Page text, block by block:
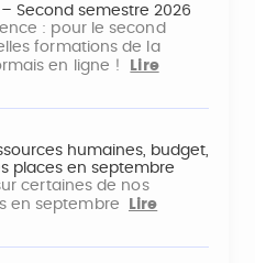
Second semestre 2026
: pour le second
formations de la
en ligne !
Lire
humaines, budget,
places en septembre
certaines de nos
en septembre
Lire